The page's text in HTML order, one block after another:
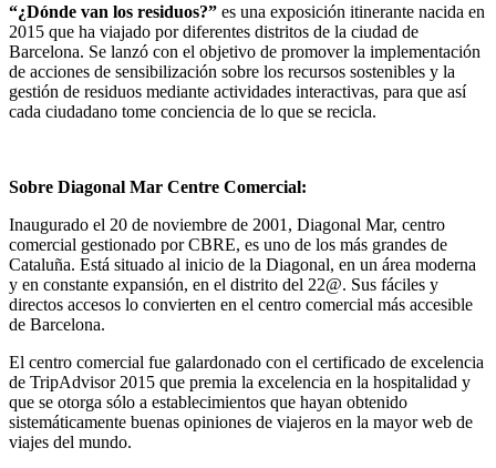
“¿Dónde van los residuos?” es una exposición itinerante nacida en
2015 que ha viajado por diferentes distritos de la ciudad de
Barcelona. Se lanzó con el objetivo de promover la implementación
de acciones de sensibilización sobre los recursos sostenibles y la
gestión de residuos mediante actividades interactivas, para que así
cada ciudadano tome conciencia de lo que se recicla.
Sobre Diagonal Mar Centre Comercial:
Inaugurado el 20 de noviembre de 2001, Diagonal Mar, centro
comercial gestionado por CBRE, es uno de los más grandes de
Cataluña. Está situado al inicio de la Diagonal, en un área moderna
y en constante expansión, en el distrito del 22@. Sus fáciles y
directos accesos lo convierten en el centro comercial más accesible
de Barcelona.
El centro comercial fue galardonado con el certificado de excelencia
de TripAdvisor 2015 que premia la excelencia en la hospitalidad y
que se otorga sólo a establecimientos que hayan obtenido
sistemáticamente buenas opiniones de viajeros en la mayor web de
viajes del mundo.